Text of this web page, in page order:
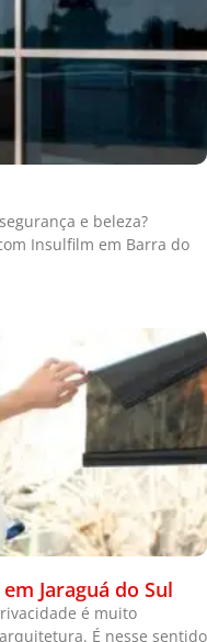
e beleza?
Insulfilm em Barra do
Jaraguá do Sul
é muito
É nesse sentido